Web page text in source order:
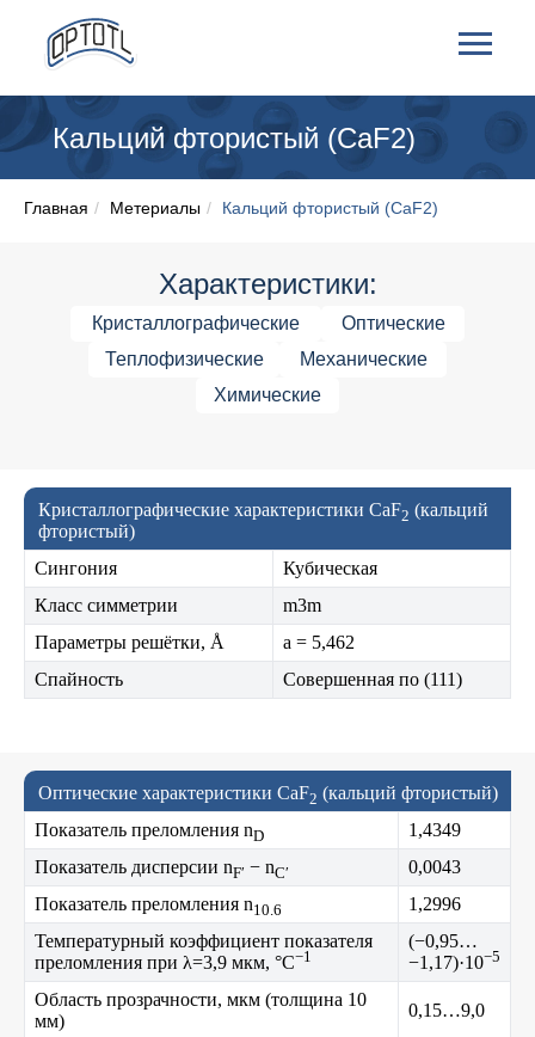
Кальций фтористый (CaF2)
Главная / Метериалы / Кальций фтористый (CaF2)
Характеристики:
Кристаллографические
Оптические
Теплофизические
Механические
Химические
Кристаллографические характеристики CaF2 (кальций
фтористый)
Сингония
Кубическая
Класс симметрии
m3m
Параметры решётки, Å
a = 5,462
Спайность
Совершенная по (111)
Оптические характеристики CaF2 (кальций фтористый)
Показатель преломления nD
1,4349
Показатель дисперсии nF′ − nC′
0,0043
Показатель преломления n10.6
1,2996
Температурный коэффициент показателя
преломления при λ=3,9 мкм, °C−1
(−0,95…
−1,17)·10−5
Область прозрачности, мкм (толщина 10
мм)
0,15…9,0